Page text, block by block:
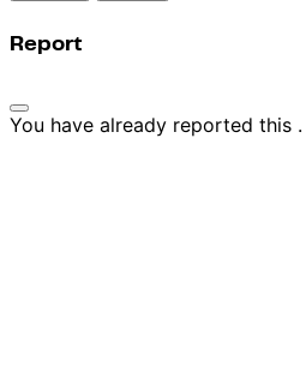
Report
You have already reported this .